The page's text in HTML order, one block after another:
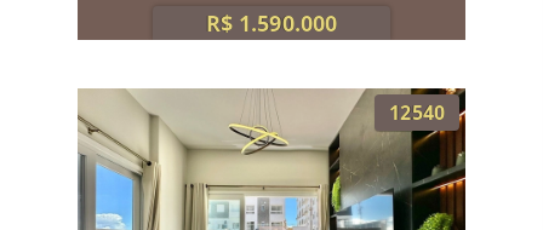
R$ 1.590.000
12540